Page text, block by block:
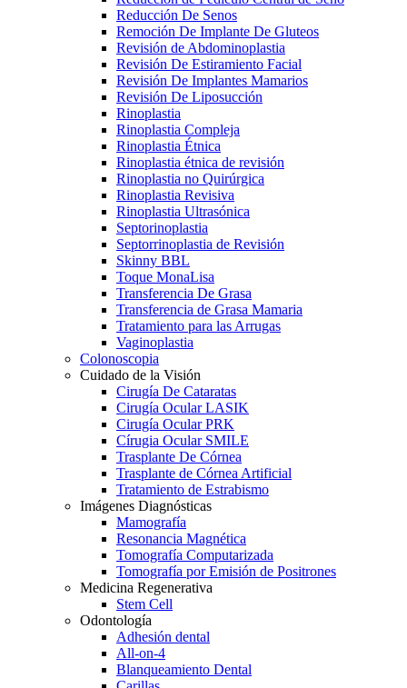
Reducción De Senos
Remoción De Implante De Gluteos
Revisión de Abdominoplastia
Revisión De Estiramiento Facial
Revisión De Implantes Mamarios
Revisión De Liposucción
Rinoplastia
Rinoplastia Compleja
Rinoplastia Étnica
Rinoplastia étnica de revisión
Rinoplastia no Quirúrgica
Rinoplastia Revisiva
Rinoplastia Ultrasónica
Septorinoplastia
Septorrinoplastia de Revisión
Skinny BBL
Toque MonaLisa
Transferencia De Grasa
Transferencia de Grasa Mamaria
Tratamiento para las Arrugas
Vaginoplastia
Colonoscopia
Cuidado de la Visión
Cirugía De Cataratas
Cirugía Ocular LASIK
Cirugía Ocular PRK
Círugia Ocular SMILE
Trasplante De Córnea
Trasplante de Córnea Artificial
Tratamiento de Estrabismo
Imágenes Diagnósticas
Mamografía
Resonancia Magnética
Tomografía Computarizada
Tomografía por Emisión de Positrones
Medicina Regenerativa
Stem Cell
Odontología
Adhesión dental
All-on-4
Blanqueamiento Dental